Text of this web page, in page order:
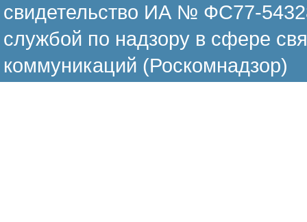
свидетельство ИА № ФС77-
службой по надзору в сфере
коммуникаций (Роскомнадзор)